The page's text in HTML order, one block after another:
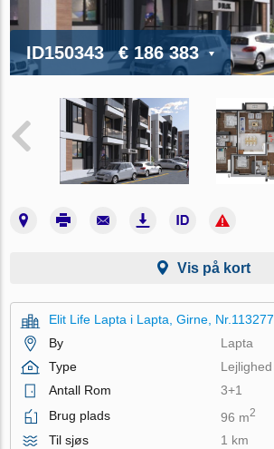
ID150343 € 186 383
Vis på kort
Elit Life Lapta i Lapta, Girne, Nr.113277
By
Lapta
Type
Lejlighed
Antall Rom
3+1
Brug plads
96 m2
Til sjøs
1 km